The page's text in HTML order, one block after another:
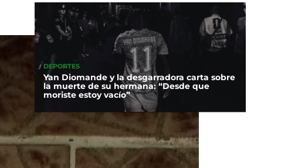
DEPORTES
Yan Diomande y la desgarradora carta sobre
la muerte de su hermana: “Desde que
moriste estoy vacío”